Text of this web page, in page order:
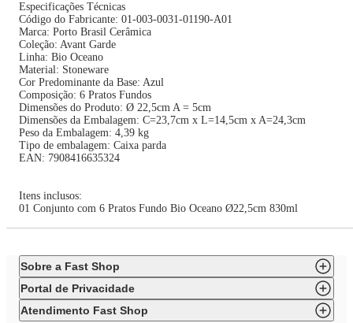
Especificações Técnicas
Código do Fabricante: 01-003-0031-01190-A01
Marca: Porto Brasil Cerâmica
Coleção: Avant Garde
Linha: Bio Oceano
Material: Stoneware
Cor Predominante da Base: Azul
Composição: 6 Pratos Fundos
Dimensões do Produto: Ø 22,5cm A = 5cm
Dimensões da Embalagem: C=23,7cm x L=14,5cm x A=24,3cm
Peso da Embalagem: 4,39 kg
Tipo de embalagem: Caixa parda
EAN: 7908416635324
Itens inclusos:
01 Conjunto com 6 Pratos Fundo Bio Oceano Ø22,5cm 830ml
Sobre a Fast Shop
Portal de Privacidade
Atendimento Fast Shop